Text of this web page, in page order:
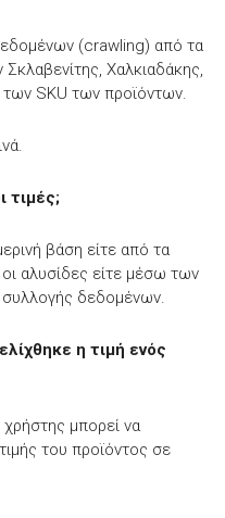
(crawling) από τα
Χαλκιαδάκης,
SKU των προϊόντων.
τιμές;
βάση είτε από τα
αλυσίδες είτε μέσω των
δεδομένων.
η τιμή ενός
μπορεί να
του προϊόντος σε